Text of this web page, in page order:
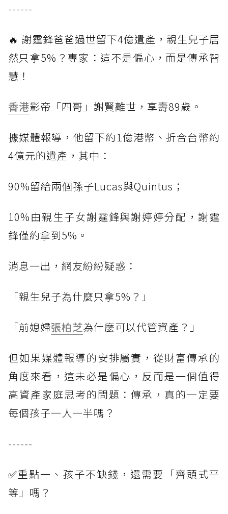
------
🔥 謝霆鋒爸爸過世留下4億遺產，親生兒子居
然只拿5%？專家：這不是偏心，而是傳承智
慧！
香港影帝「四哥」謝賢離世，享壽89歲。
據媒體報導，他留下約1億港幣、折合台幣約
4億元的遺產，其中：
90%留給兩個孫子Lucas與Quintus；
10%由親生子女謝霆鋒與謝婷婷分配，謝霆
鋒僅約拿到5%。
消息一出，網友紛紛疑惑：
「親生兒子為什麼只拿5%？」
「前媳婦張柏芝為什麼可以代管資產？」
但如果媒體報導的安排屬實，從財富傳承的
角度來看，這未必是偏心，反而是一個值得
高資產家庭思考的問題：傳承，真的一定要
每個孩子一人一半嗎？
------
✅重點一、孩子不缺錢，還需要「齊頭式平
等」嗎？